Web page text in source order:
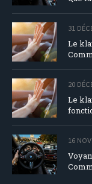
31
Le
20
Le
16